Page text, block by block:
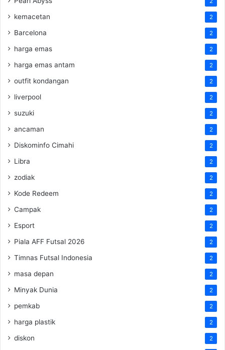
kemacetan 2
Barcelona 2
harga emas 2
harga emas antam 2
outfit kondangan 2
liverpool 2
suzuki 2
ancaman 2
Diskominfo Cimahi 2
Libra 2
zodiak 2
Kode Redeem 2
Campak 2
Esport 2
Piala AFF Futsal 2026 2
Timnas Futsal Indonesia 2
masa depan 2
Minyak Dunia 2
pemkab 2
harga plastik 2
diskon 2